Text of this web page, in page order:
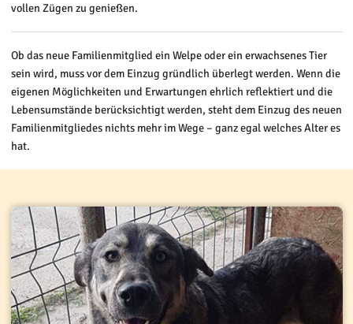
vollen Zügen zu genießen.
Ob das neue Familienmitglied ein Welpe oder ein erwachsenes Tier
sein wird, muss vor dem Einzug gründlich überlegt werden. Wenn die
eigenen Möglichkeiten und Erwartungen ehrlich reflektiert und die
Lebensumstände berücksichtigt werden, steht dem Einzug des neuen
Familienmitgliedes nichts mehr im Wege – ganz egal welches Alter es
hat.